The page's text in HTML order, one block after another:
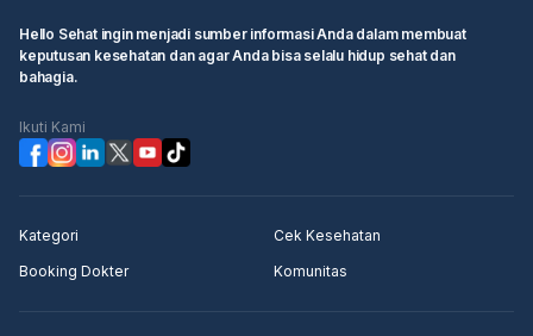
Sementara untuk layanan secara umum, tentunya dapat
memberikan pelayanan gigi estetika. Mereka memiliki program
ortodonti atau kawat gigi (behel), clear aligner atau invisalign,
odontektomi (operasi gigi bungsu), bichectomy untuk pipi tirus,
serta gum lifting dan lip repositioning. Tidak lupa tindakan minor
dan umum yang akan didapatkan pasien.
Hello Sehat ingin menjadi sumber informasi Anda dalam membuat
keputusan kesehatan dan agar Anda bisa selalu hidup sehat dan
bahagia.
Ikuti Kami
Kategori
Cek Kesehatan
Booking Dokter
Komunitas